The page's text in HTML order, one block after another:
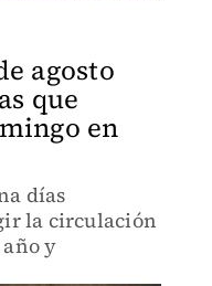
agosto
que
en
días
la circulación
y